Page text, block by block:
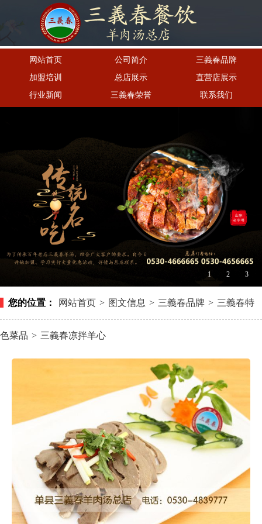
网站首页 公司简介
三義春品牌
加盟培训
总店展示
直营店展示
行业新闻
三義春荣誉 联系我们
1 2 3
您的位置： 网站首页 > 图文信息 > 三義春品牌 > 三義春特
色菜品 > 三義春凉拌羊心